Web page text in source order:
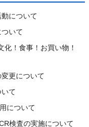
について
いて
！食事！お買い物！
更について
て
について
検査の実施について